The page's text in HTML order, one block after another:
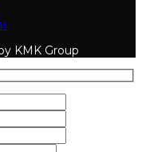
KMK Group